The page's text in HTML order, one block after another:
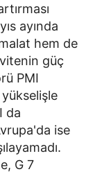
ayında
hem de
güç
PMI
da
ise
G 7